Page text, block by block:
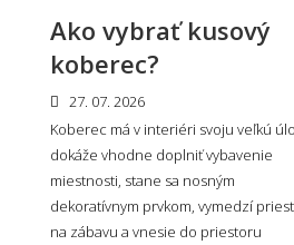
a podlahou?
interiéru?
Ako vybrať kusový
koberec?
27. 07. 2026
Koberec má v interiéri svoju veľkú
dokáže vhodne doplniť vybavenie
miestnosti, stane sa nosným
dekoratívnym prvkom, vymedzí
na zábavu a vnesie do priestoru